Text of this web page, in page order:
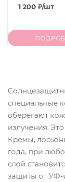
1 200 ₽/шт
специальные
оберегают
излучения.
Кремы,
года, при
слой
защиты от УФ-